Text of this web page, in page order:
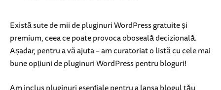
Există sute de mii de pluginuri WordPress gratuite și
premium, ceea ce poate provoca oboseală decizională.
Așadar, pentru a vă ajuta – am curatoriat o listă cu cele mai
bune opțiuni de pluginuri WordPress pentru bloguri!